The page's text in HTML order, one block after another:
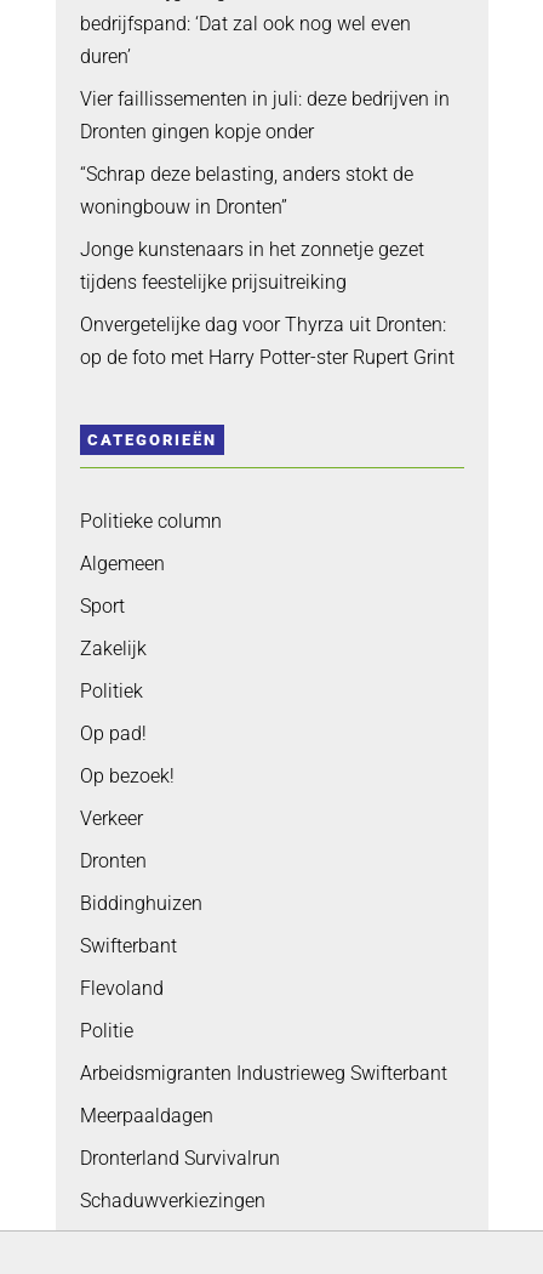
bedrijfspand: ‘Dat zal ook nog wel even
duren’
Vier faillissementen in juli: deze bedrijven in
Dronten gingen kopje onder
“Schrap deze belasting, anders stokt de
woningbouw in Dronten”
Jonge kunstenaars in het zonnetje gezet
tijdens feestelijke prijsuitreiking
Onvergetelijke dag voor Thyrza uit Dronten:
op de foto met Harry Potter-ster Rupert Grint
CATEGORIEËN
Politieke column
Algemeen
Sport
Zakelijk
Politiek
Op pad!
Op bezoek!
Verkeer
Dronten
Biddinghuizen
Swifterbant
Flevoland
Politie
Arbeidsmigranten Industrieweg Swifterbant
Meerpaaldagen
Dronterland Survivalrun
Schaduwverkiezingen